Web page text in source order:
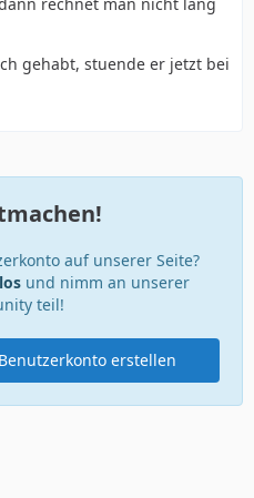
gehabt, stuende er jetzt bei
auf unserer Seite?
und nimm an unserer
teil!
Benutzerkonto erstellen